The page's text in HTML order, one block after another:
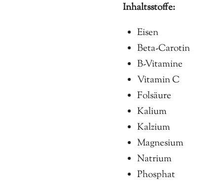
Inhaltsstoffe:
Eisen
Beta-Carotin
B-Vitamine
Vitamin C
Folsäure
Kalium
Kalzium
Magnesium
Natrium
Phosphat